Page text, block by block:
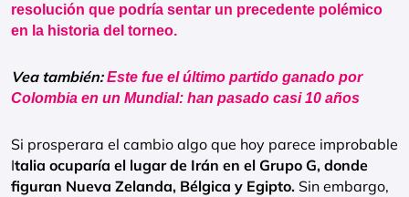
resolución que podría sentar un precedente polémico
en la historia del torneo.
Vea también:Este fue el último partido ganado por
Colombia en un Mundial: han pasado casi 10 años
Si prosperara el cambio algo que hoy parece improbable
Italia ocuparía el lugar de Irán en el Grupo G, donde
figuran Nueva Zelanda, Bélgica y Egipto. Sin embargo,